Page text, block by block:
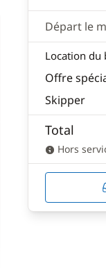
Départ le
Location du
Offre
Skipper
Total
Hors